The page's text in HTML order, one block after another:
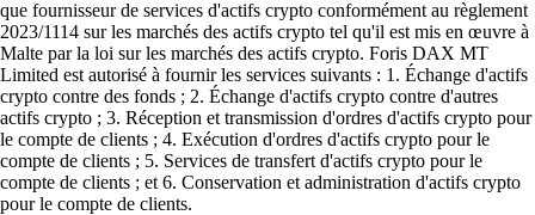
que fournisseur de services d'actifs crypto conformément au règlement
2023/1114 sur les marchés des actifs crypto tel qu'il est mis en œuvre à
Malte par la loi sur les marchés des actifs crypto. Foris DAX MT
Limited est autorisé à fournir les services suivants : 1. Échange d'actifs
crypto contre des fonds ; 2. Échange d'actifs crypto contre d'autres
actifs crypto ; 3. Réception et transmission d'ordres d'actifs crypto pour
le compte de clients ; 4. Exécution d'ordres d'actifs crypto pour le
compte de clients ; 5. Services de transfert d'actifs crypto pour le
compte de clients ; et 6. Conservation et administration d'actifs crypto
pour le compte de clients.